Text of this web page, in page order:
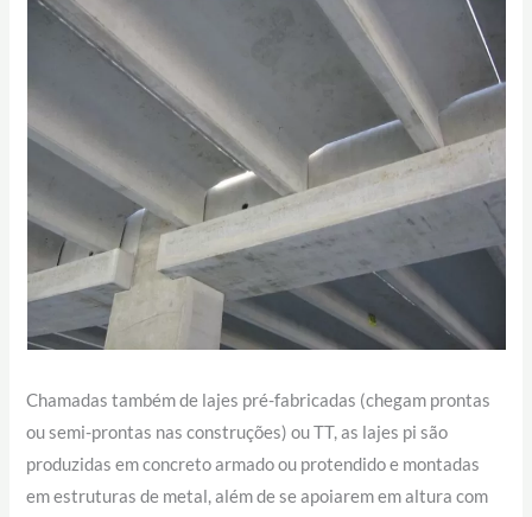
Chamadas também de lajes pré-fabricadas (chegam prontas
ou semi-prontas nas construções) ou TT, as lajes pi são
produzidas em concreto armado ou protendido e montadas
em estruturas de metal, além de se apoiarem em altura com